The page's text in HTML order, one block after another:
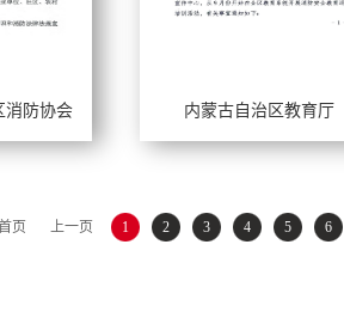
消防协会 内蒙古自治区教育厅
工作年限：
页 上一页 1 2 3 4 5 6